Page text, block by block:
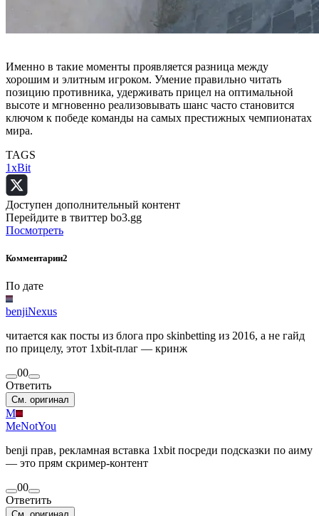
Именно в такие моменты проявляется разница между
хорошим и элитным игроком. Умение правильно читать
позицию противника, удерживать прицел на оптимальной
высоте и мгновенно реализовывать шанс часто становится
ключом к победе команды на самых престижных чемпионатах
мира.
TAGS
1xBit
Доступен дополнительный контент
Перейдите в твиттер bo3.gg
Посмотреть
Комментарии2
По дате
benjiNexus
читается как посты из блога про skinbetting из 2016, а не гайд
по прицелу, этот 1xbit-плаг — кринж
00
Ответить
См. оригинал
M
MeNotYou
benji прав, рекламная вставка 1xbit посреди подсказки по аиму
— это прям скример-контент
00
Ответить